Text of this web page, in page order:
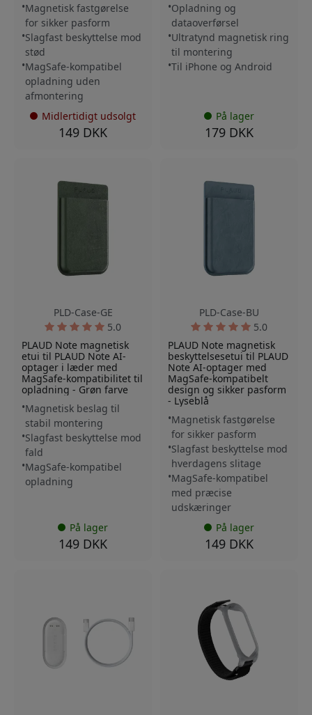
Magnetisk fastgørelse
for sikker pasform
Slagfast beskyttelse mod
stød
MagSafe-kompatibel
opladning uden
afmontering
Midlertidigt udsolgt
149 DKK
Opladning og
dataoverførsel
Ultratynd magnetisk ring
til montering
Til iPhone og Android
På lager
179 DKK
PLD-Case-GE
5.0
PLAUD Note magnetisk
etui til PLAUD Note AI-
optager i læder med
MagSafe-kompatibilitet til
opladning - Grøn farve
Magnetisk beslag til
stabil montering
Slagfast beskyttelse mod
fald
MagSafe-kompatibel
opladning
På lager
149 DKK
PLD-Case-BU
5.0
PLAUD Note magnetisk
beskyttelsesetui til PLAUD
Note AI-optager med
MagSafe-kompatibelt
design og sikker pasform
- Lyseblå
Magnetisk fastgørelse
for sikker pasform
Slagfast beskyttelse mod
hverdagens slitage
MagSafe-kompatibel
med præcise
udskæringer
På lager
149 DKK